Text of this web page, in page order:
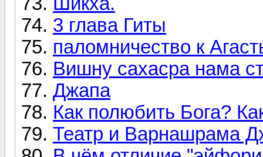
3 глава Гиты
паломничество к
Вишну сахасра нама
Джапа
Как полюбить Бога?
Театр и Варнашрама